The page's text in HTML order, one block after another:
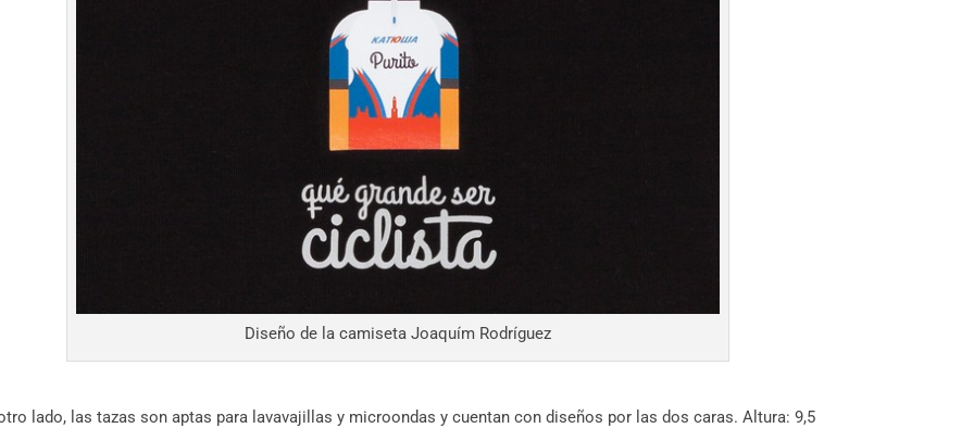
Diseño de la camiseta Joaquím Rodríguez
lado, las tazas son aptas para lavavajillas y microondas y cuentan con diseños por las dos caras. Altura: 9,5